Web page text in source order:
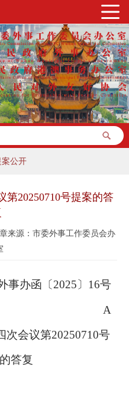
公开
第20250710号提案的答
来源：市委外事工作委员会办
事办函〔2025〕 16号
A
次会议第20250710号
答复